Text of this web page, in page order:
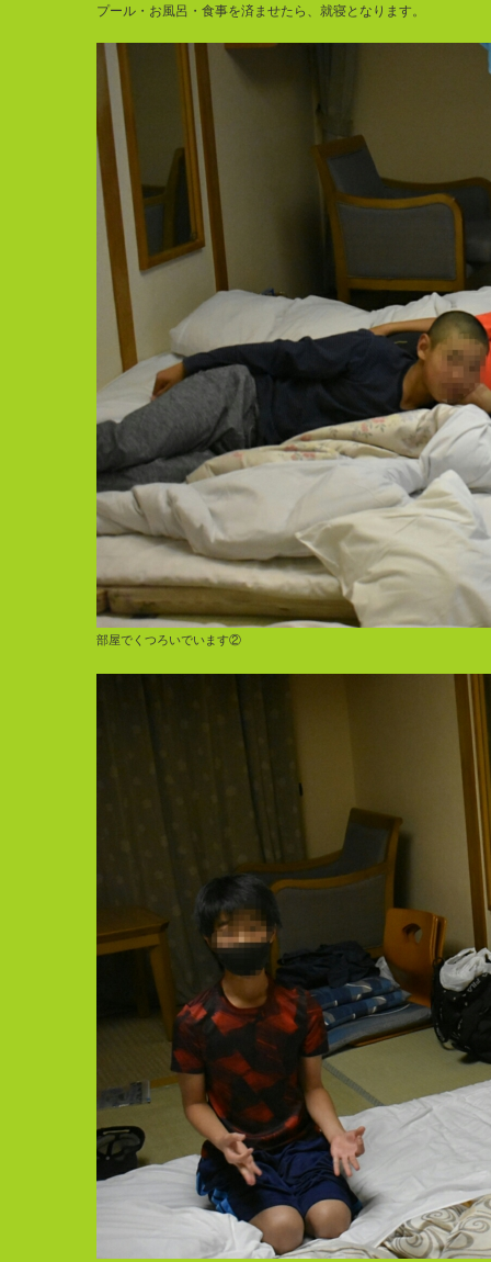
プール・お風呂・食事を済ませたら、就寝となります。
部屋でくつろいでいます②